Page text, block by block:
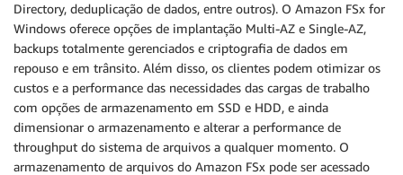
Directory, deduplicação de dados, entre outros). O Amazon FSx for
Windows oferece opções de implantação Multi-AZ e Single-AZ,
backups totalmente gerenciados e criptografia de dados em
repouso e em trânsito. Além disso, os clientes podem otimizar os
custos e a performance das necessidades das cargas de trabalho
com opções de armazenamento em SSD e HDD, e ainda
dimensionar o armazenamento e alterar a performance de
throughput do sistema de arquivos a qualquer momento. O
armazenamento de arquivos do Amazon FSx pode ser acessado